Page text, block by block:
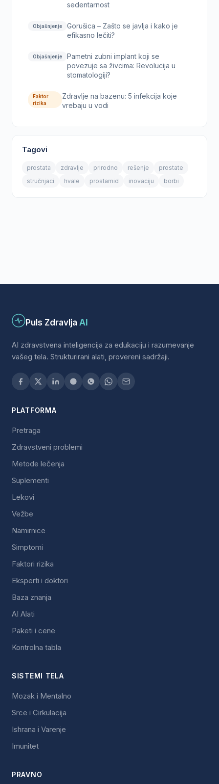
sedentarnost
Objašnjenje
Gorušica – Zašto se javlja i kako je
efikasno lečiti?
Objašnjenje
Pametni zubni implant koji se
povezuje sa živcima: Revolucija u
stomatologiji?
Faktor
rizika
Zdravlje na bazenu: 5 infekcija koje
vrebaju u vodi
Tagovi
prostata zdravlje prirodno rešenje
prostate
stručnjaci
hvale prostamid inovaciju borbi
Puls Zdravlja AI
AI zdravstvena inteligencija za edukaciju i razumevanje
vašeg tela. Strukturirani alati, provereni sadržaji.
PLATFORMA
Pretraga
Zdravstveni problemi
Metode lečenja
Suplementi
Lekovi
Vežbe
Namirnice
Simptomi
Faktori rizika
Eksperti i doktori
Baza znanja
AI Alati
Paketi i cene
Kontrolna tabla
SISTEMI TELA
Mozak i Mentalno
Srce i Cirkulacija
Ishrana i Varenje
Imunitet
PRAVNO